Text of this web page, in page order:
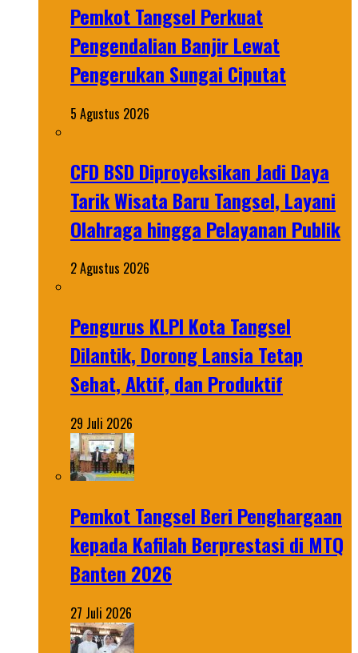
Pemkot Tangsel Perkuat
Pengendalian Banjir Lewat
Pengerukan Sungai Ciputat
5 Agustus 2026
CFD BSD Diproyeksikan Jadi Daya
Tarik Wisata Baru Tangsel, Layani
Olahraga hingga Pelayanan Publik
2 Agustus 2026
Pengurus KLPI Kota Tangsel
Dilantik, Dorong Lansia Tetap
Sehat, Aktif, dan Produktif
29 Juli 2026
Pemkot Tangsel Beri Penghargaan
kepada Kafilah Berprestasi di MTQ
Banten 2026
27 Juli 2026